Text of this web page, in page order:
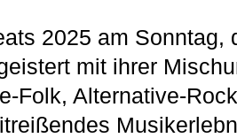
2025 am Sonntag,
mit ihrer
Folk, Alternative-